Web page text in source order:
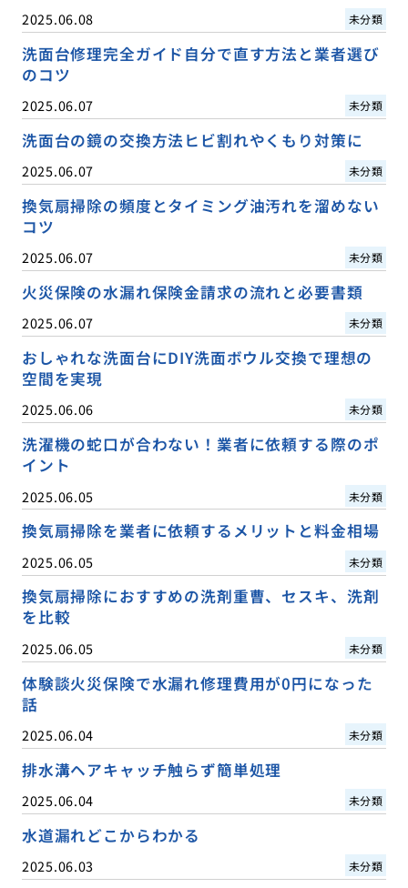
2025.06.08 未分類
洗面台修理完全ガイド自分で直す方法と業者選び
のコツ
2025.06.07 未分類
洗面台の鏡の交換方法ヒビ割れやくもり対策に
2025.06.07 未分類
換気扇掃除の頻度とタイミング油汚れを溜めない
コツ
2025.06.07 未分類
火災保険の水漏れ保険金請求の流れと必要書類
2025.06.07 未分類
おしゃれな洗面台にDIY洗面ボウル交換で理想の
空間を実現
2025.06.06 未分類
洗濯機の蛇口が合わない！業者に依頼する際のポ
イント
2025.06.05 未分類
換気扇掃除を業者に依頼するメリットと料金相場
2025.06.05 未分類
換気扇掃除におすすめの洗剤重曹、セスキ、洗剤
を比較
2025.06.05 未分類
体験談火災保険で水漏れ修理費用が0円になった
話
2025.06.04 未分類
排水溝ヘアキャッチ触らず簡単処理
2025.06.04 未分類
水道漏れどこからわかる
2025.06.03 未分類